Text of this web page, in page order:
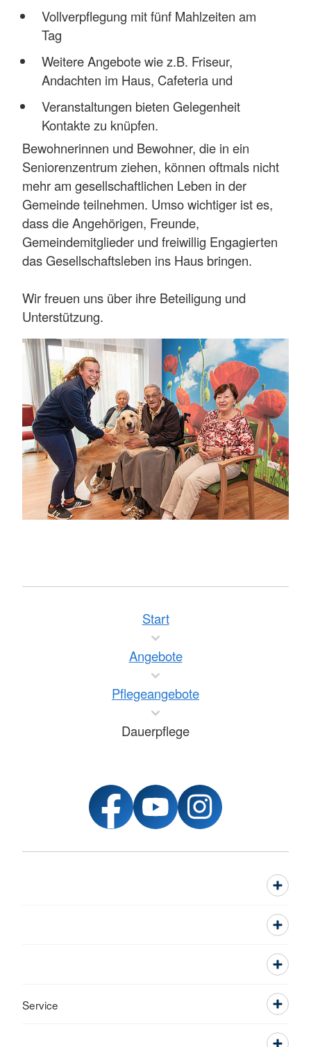
Vollverpflegung mit fünf Mahlzeiten am
Tag
Weitere Angebote wie z.B. Friseur,
Andachten im Haus, Cafeteria und
Veranstaltungen bieten Gelegenheit
Kontakte zu knüpfen.
Bewohnerinnen und Bewohner, die in ein
Seniorenzentrum ziehen, können oftmals nicht
mehr am gesellschaftlichen Leben in der
Gemeinde teilnehmen. Umso wichtiger ist es,
dass die Angehörigen, Freunde,
Gemeindemitglieder und freiwillig Engagierten
das Gesellschaftsleben ins Haus bringen.
Wir freuen uns über ihre Beteiligung und
Unterstützung.
Start
Angebote
Pflegeangebote
Dauerpflege
Service